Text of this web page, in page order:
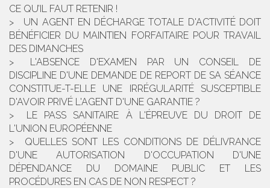
CE QU’IL FAUT RETENIR !
UN AGENT EN DÉCHARGE TOTALE D'ACTIVITÉ DOIT
BÉNÉFICIER DU MAINTIEN FORFAITAIRE POUR TRAVAIL
DES DIMANCHES
L'ABSENCE D'EXAMEN PAR UN CONSEIL DE
DISCIPLINE D'UNE DEMANDE DE REPORT DE SA SÉANCE
CONSTITUE-T-ELLE UNE IRRÉGULARITÉ SUSCEPTIBLE
D'AVOIR PRIVÉ L'AGENT D'UNE GARANTIE ?
LE PASS SANITAIRE À L'ÉPREUVE DU DROIT DE
L'UNION EUROPÉENNE
QUELLES SONT LES CONDITIONS DE DÉLIVRANCE
D'UNE AUTORISATION D'OCCUPATION D'UNE
DÉPENDANCE DU DOMAINE PUBLIC ET LES
PROCÉDURES EN CAS DE NON RESPECT ?